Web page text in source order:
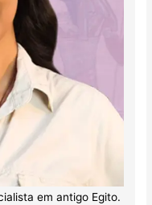
em antigo Egito.